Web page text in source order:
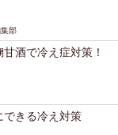
部
酒で冷え症対策！
できる冷え対策